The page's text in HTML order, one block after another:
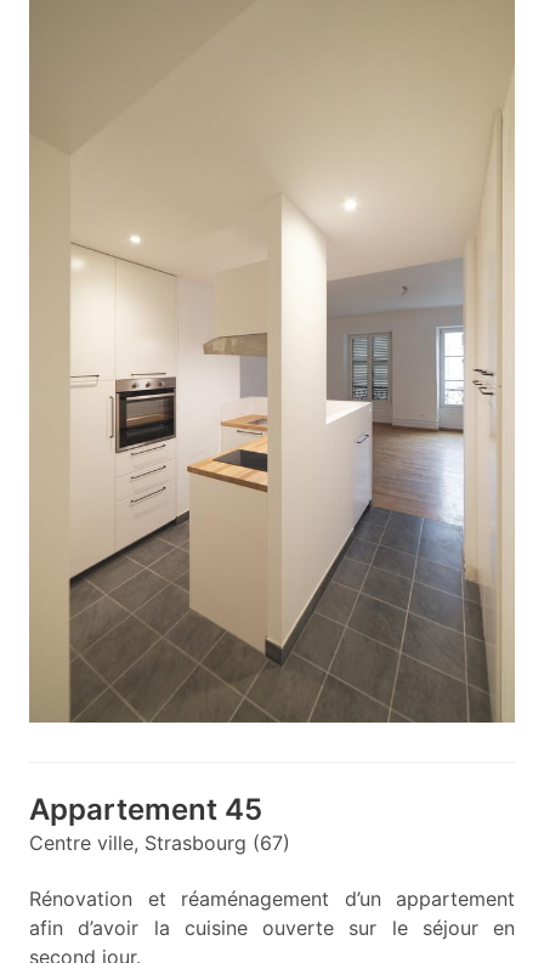
Appartement 45
Centre ville, Strasbourg (67)
Rénovation et réaménagement d’un appartement
afin d’avoir la cuisine ouverte sur le séjour en
second jour.